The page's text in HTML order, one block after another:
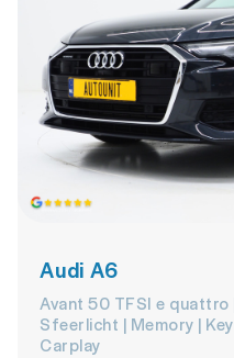
Audi A6
Avant 50 TFSI e quattro
Sfeerlicht | Memory |
Carplay